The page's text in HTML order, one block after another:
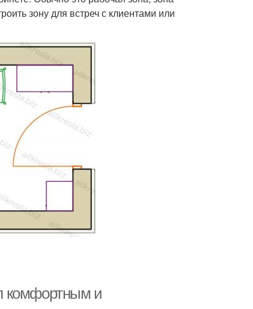
зону для встреч с клиентами или
комфортным и